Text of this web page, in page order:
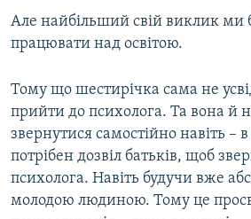
Але найбільший свій виклик ми
працювати над освітою.
Тому що шестирічка сама не
прийти до психолога. Та вона й
звернутися самостійно навіть –
потрібен дозвіл батьків, щоб
психолога. Навіть будучи вже
молодою людиною. Тому це